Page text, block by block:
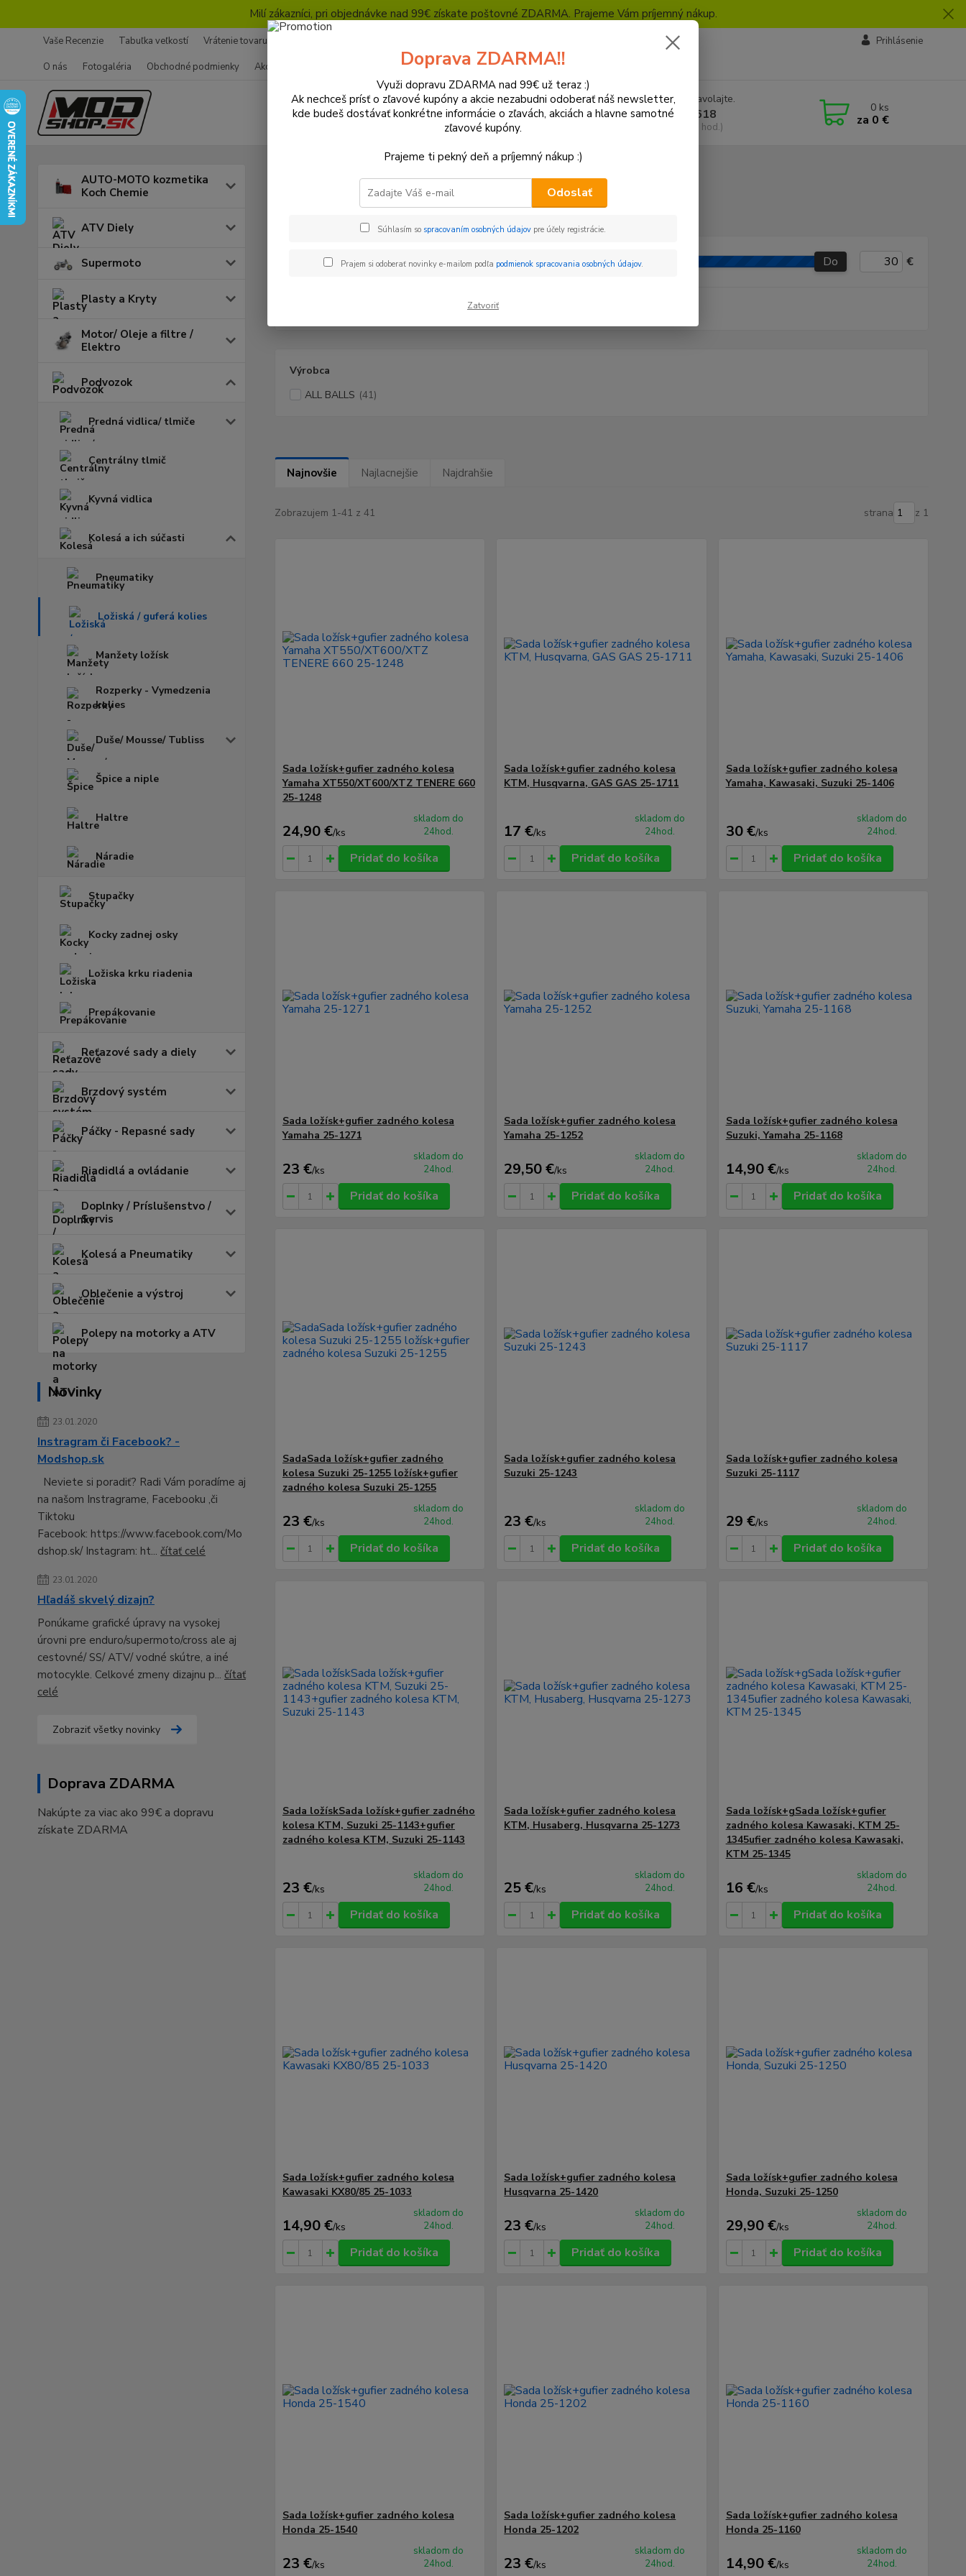
Milí zákazníci, pri objednávke nad 99€ získate poštovné ZDARMA. Prajeme Vám príjemný nákup.
Vaše Recenzie Tabuľka veľkostí Vrátenie tovaru - Formulár
O nás
Fotogaléria Obchodné podmienky Ako nakupovať Ochrana súkromia
Prihlásenie
Hľadať
Neviete si rady? Zavolajte.
+421 918 772 618
(Po-Pia, 8:30-16:30 hod.)
0 ks
za 0 €
AUTO-MOTO kozmetika
Koch Chemie
ATV Diely
Supermoto
Plasty a Kryty
Motor/ Oleje a filtre /
Elektro
Podvozok
Predná vidlica/ tlmiče
Centrálny tlmič
Kyvná vidlica
Kolesá a ich súčasti
Pneumatiky
Ložiská / guferá kolies
Manžety ložísk
Rozperky - Vymedzenia
kolies
Duše/ Mousse/ Tubliss
Špice a niple
Haltre
Náradie
Stupačky
Kocky zadnej osky
Ložiska krku riadenia
Prepákovanie
Reťazové sady a diely
Brzdový systém
Páčky - Repasné sady
Riadidlá a ovládanie
Doplnky / Príslušenstvo /
Servis
Kolesá a Pneumatiky
Oblečenie a výstroj
Polepy na motorky a ATV
Novinky
23.01.2020
Instragram či Facebook? -
Modshop.sk
Neviete si poradiť? Radi Vám poradíme aj
na našom Instragrame, Facebooku ,či
Tiktoku
Facebook: https://www.facebook.com/Mo
dshop.sk/ Instagram: ht... čítať celé
23.01.2020
Hľadáš skvelý dizajn?
Ponúkame grafické úpravy na vysokej
úrovni pre enduro/supermoto/cross ale aj
cestovné/ SS/ ATV/ vodné skútre, a iné
motocykle. Celkové zmeny dizajnu p... čítať
celé
Zobraziť všetky novinky
Doprava ZDARMA
Nakúpte za viac ako 99€ a dopravu
získate ZDARMA
Ložiská / guferá kolies
€ Od Do €
Akcia
Výrobca
ALL BALLS (41)
Najnovšie Najlacnejšie Najdrahšie
Zobrazujem 1-41 z 41 strana z 1
Sada ložísk+gufier zadného kolesa
Yamaha XT550/XT600/XTZ TENERE 660
25-1248
24,90 €/ks
skladom do
24hod.
Pridať do košíka
Sada ložísk+gufier zadného kolesa
KTM, Husqvarna, GAS GAS 25-1711
17 €/ks
skladom do
24hod.
Pridať do košíka
Sada ložísk+gufier zadného kolesa
Yamaha, Kawasaki, Suzuki 25-1406
30 €/ks
skladom do
24hod.
Pridať do košíka
Sada ložísk+gufier zadného kolesa
Yamaha 25-1271
23 €/ks
skladom do
24hod.
Pridať do košíka
Sada ložísk+gufier zadného kolesa
Yamaha 25-1252
29,50 €/ks
skladom do
24hod.
Pridať do košíka
Sada ložísk+gufier zadného kolesa
Suzuki, Yamaha 25-1168
14,90 €/ks
skladom do
24hod.
Pridať do košíka
SadaSada ložísk+gufier zadného
kolesa Suzuki 25-1255 ložísk+gufier
zadného kolesa Suzuki 25-1255
23 €/ks
skladom do
24hod.
Pridať do košíka
Sada ložísk+gufier zadného kolesa
Suzuki 25-1243
23 €/ks
skladom do
24hod.
Pridať do košíka
Sada ložísk+gufier zadného kolesa
Suzuki 25-1117
29 €/ks
skladom do
24hod.
Pridať do košíka
Sada ložískSada ložísk+gufier zadného
kolesa KTM, Suzuki 25-1143+gufier
zadného kolesa KTM, Suzuki 25-1143
23 €/ks
skladom do
24hod.
Pridať do košíka
Sada ložísk+gufier zadného kolesa
KTM, Husaberg, Husqvarna 25-1273
25 €/ks
skladom do
24hod.
Pridať do košíka
Sada ložísk+gSada ložísk+gufier
zadného kolesa Kawasaki, KTM 25-
1345ufier zadného kolesa Kawasaki,
KTM 25-1345
16 €/ks
skladom do
24hod.
Pridať do košíka
Sada ložísk+gufier zadného kolesa
Kawasaki KX80/85 25-1033
14,90 €/ks
skladom do
24hod.
Pridať do košíka
Sada ložísk+gufier zadného kolesa
Husqvarna 25-1420
23 €/ks
skladom do
24hod.
Pridať do košíka
Sada ložísk+gufier zadného kolesa
Honda, Suzuki 25-1250
29,90 €/ks
skladom do
24hod.
Pridať do košíka
Sada ložísk+gufier zadného kolesa
Honda 25-1540
23 €/ks
skladom do
24hod.
Sada ložísk+gufier zadného kolesa
Honda 25-1202
23 €/ks
skladom do
24hod.
Sada ložísk+gufier zadného kolesa
Honda 25-1160
14,90 €/ks
skladom do
24hod.
Doprava ZDARMA!!
Využi dopravu ZDARMA nad 99€ už teraz :)
Ak nechceš prísť o zľavové kupóny a akcie nezabudni odoberať náš newsletter,
kde budeš dostávať konkrétne informácie o zľavách, akciách a hlavne samotné
zľavové kupóny.
Prajeme ti pekný deň a príjemný nákup :)
Odoslať
Súhlasím so spracovaním osobných údajov pre účely registrácie.
Prajem si odoberať novinky e-mailom podľa podmienok spracovania osobných údajov.
Zatvoriť